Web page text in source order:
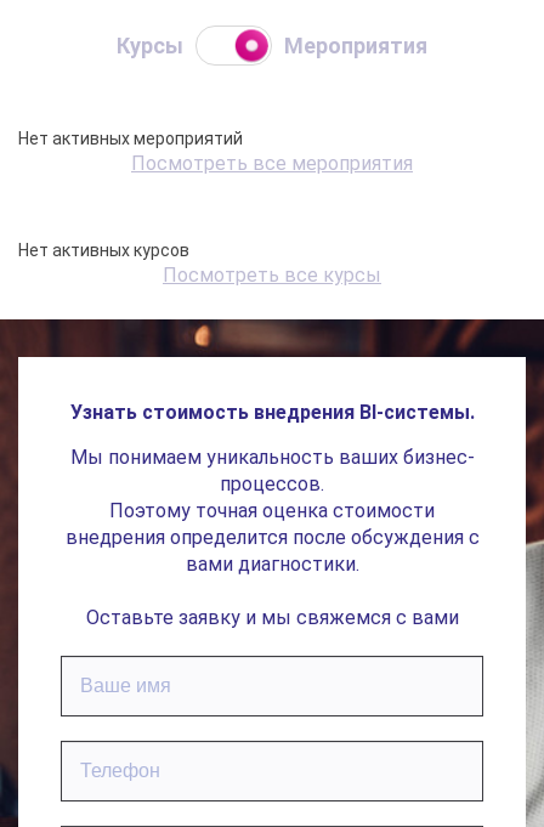
Курсы Мероприятия
Нет активных мероприятий
Посмотреть все мероприятия
Нет активных курсов
Посмотреть все курсы
Узнать стоимость внедрения BI-системы.
Мы понимаем уникальность ваших бизнес-
процессов.
Поэтому точная оценка стоимости
внедрения определится после обсуждения с
вами диагностики.
Оставьте заявку и мы свяжемся с вами